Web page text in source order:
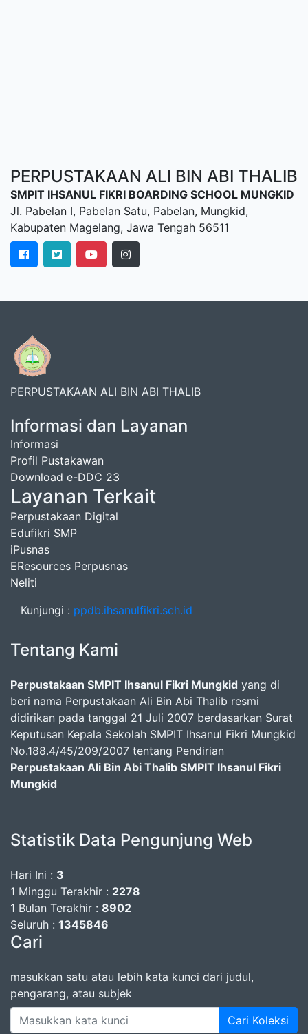
PERPUSTAKAAN ALI BIN ABI THALIB
SMPIT IHSANUL FIKRI BOARDING SCHOOL MUNGKID
Jl. Pabelan I, Pabelan Satu, Pabelan, Mungkid,
Kabupaten Magelang, Jawa Tengah 56511
PERPUSTAKAAN ALI BIN ABI THALIB
Informasi dan Layanan
Informasi
Profil Pustakawan
Download e-DDC 23
Layanan Terkait
Perpustakaan Digital
Edufikri SMP
iPusnas
EResources Perpusnas
Neliti
Kunjungi : ppdb.ihsanulfikri.sch.id
Tentang Kami
Perpustakaan SMPIT Ihsanul Fikri Mungkid yang di
beri nama Perpustakaan Ali Bin Abi Thalib resmi
didirikan pada tanggal 21 Juli 2007 berdasarkan Surat
Keputusan Kepala Sekolah SMPIT Ihsanul Fikri Mungkid
No.188.4/45/209/2007 tentang Pendirian
Perpustakaan Ali Bin Abi Thalib SMPIT Ihsanul Fikri
Mungkid
Statistik Data Pengunjung Web
Hari Ini : 3
1 Minggu Terakhir : 2278
1 Bulan Terakhir : 8902
Seluruh : 1345846
Cari
masukkan satu atau lebih kata kunci dari judul,
pengarang, atau subjek
Cari Koleksi